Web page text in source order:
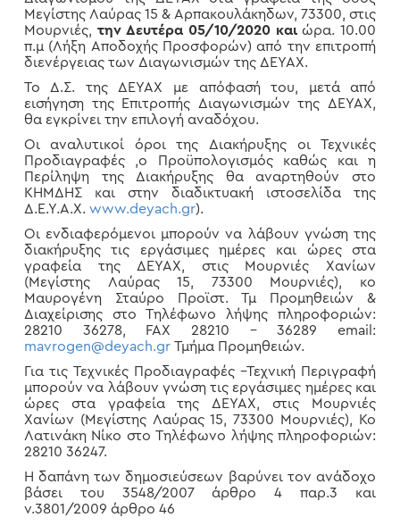
Μεγίστης Λαύρας 15 & Αρπακουλάκηδων, 73300, στις
Μουρνιές, την Δευτέρα 05/10/2020 καιώρα. 10.00
π.μ (Λήξη Αποδοχής Προσφορών) από την επιτροπή
διενέργειας των Διαγωνισμών της ΔΕΥΑΧ.
Το Δ.Σ. της ΔΕΥΑΧ με απόφασή του, μετά από
εισήγηση της Επιτροπής Διαγωνισμών της ΔΕΥΑΧ,
θα εγκρίνει την επιλογή αναδόχου.
Οι αναλυτικοί όροι της Διακήρυξης οι Τεχνικές
Προδιαγραφές ,ο Προϋπολογισμός καθώς και η
Περίληψη της Διακήρυξης θα αναρτηθούν στο
ΚΗΜΔΗΣ και στην διαδικτυακή ιστοσελίδα της
Δ.Ε.Υ.Α.Χ. www.deyach.gr).
Οι ενδιαφερόμενοι μπορούν να λάβουν γνώση της
διακήρυξης τις εργάσιμες ημέρες και ώρες στα
γραφεία της ΔΕΥΑΧ, στις Μουρνιές Χανίων
(Μεγίστης Λαύρας 15, 73300 Μουρνιές), κο
Μαυρογένη Σταύρο Προϊστ. Τμ Προμηθειών &
Διαχείρισης στο Τηλέφωνο λήψης πληροφοριών:
28210 36278, FAX 28210 – 36289 email:
mavrogen@deyach.grΤμήμα Προμηθειών.
Για τις Τεχνικές Προδιαγραφές –Τεχνική Περιγραφή
μπορούν να λάβουν γνώση τις εργάσιμες ημέρες και
ώρες στα γραφεία της ΔΕΥΑΧ, στις Μουρνιές
Χανίων (Μεγίστης Λαύρας 15, 73300 Μουρνιές), Κο
Λατινάκη Νίκο στο Τηλέφωνο λήψης πληροφοριών:
28210 36247.
Η δαπάνη των δημοσιεύσεων βαρύνει τον ανάδοχο
βάσει του 3548/2007 άρθρο 4 παρ.3 και
ν.3801/2009 άρθρο 46